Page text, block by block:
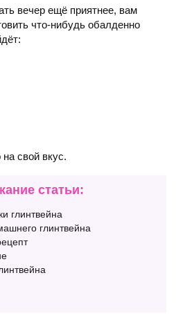
вечер ещё приятнее, вам
что-нибудь обалденно
на свой вкус.
статьи:
глинтвейна
глинтвейна